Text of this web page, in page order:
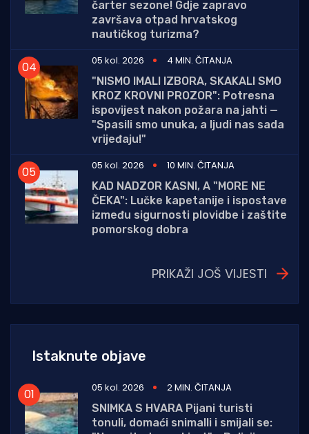
čarter sezone! Gdje zapravo
završava otpad hrvatskog
nautičkog turizma?
05 kol. 2026
4 MIN. ČITANJA
"NISMO IMALI IZBORA, SKAKALI SMO
KROZ KROVNI PROZOR": Potresna
ispovijest nakon požara na jahti —
"Spasili smo unuka, a ljudi nas sada
vrijeđaju!"
05 kol. 2026
10 MIN. ČITANJA
KAD NADZOR KASNI, A "MORE NE
ČEKA": Lučke kapetanije i ispostave
između sigurnosti plovidbe i zaštite
pomorskog dobra
PRIKAŽI JOŠ VIJESTI
Istaknute objave
05 kol. 2026
2 MIN. ČITANJA
SNIMKA S HVARA Pijani turisti
tonuli, domaći snimalli i smijali se: